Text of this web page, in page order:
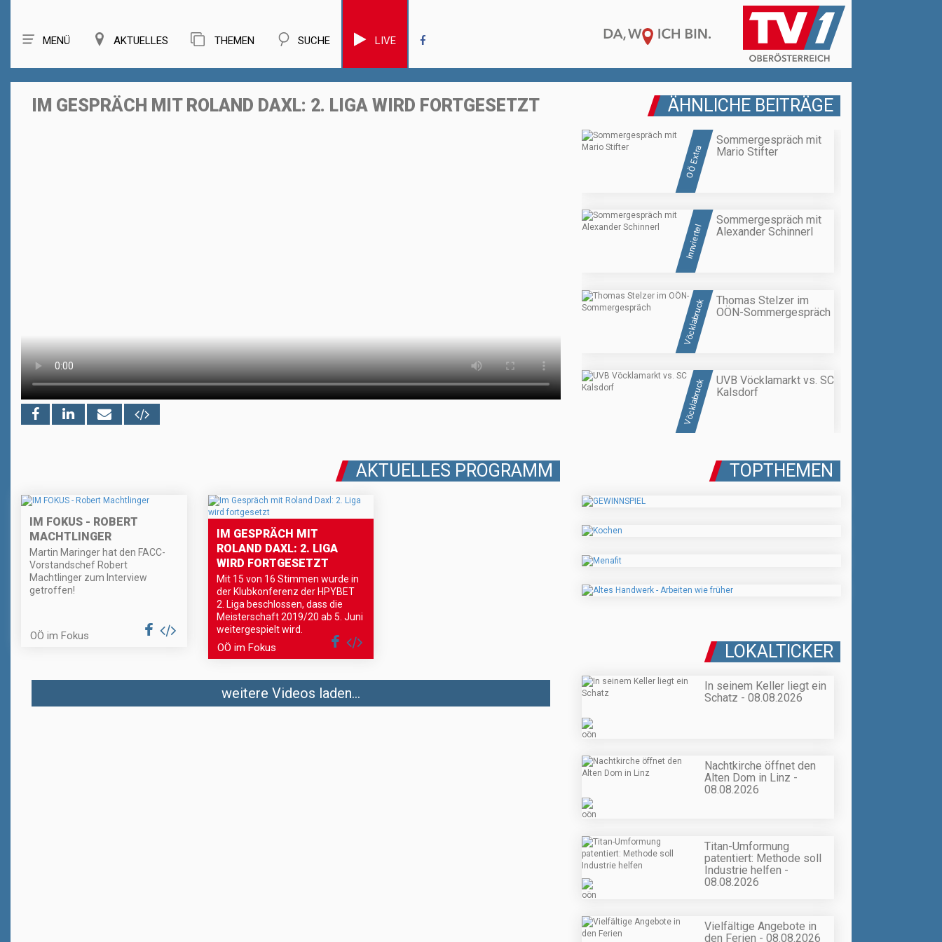
MENÜ AKTUELLES THEMEN SUCHE LIVE
IM GESPRÄCH MIT ROLAND DAXL: 2. LIGA WIRD FORTGESETZT ÄHNLICHE BEITRÄGE
OÖ Extra
Sommergespräch mit
Mario Stifter
Innviertel
Sommergespräch mit
Alexander Schinnerl
Vöcklabruck
Thomas Stelzer im
OÖN-Sommergespräch
Vöcklabruck
UVB Vöcklamarkt vs. SC
Kalsdorf
AKTUELLES PROGRAMM
IM FOKUS - ROBERT
MACHTLINGER
Martin Maringer hat den FACC-
Vorstandschef Robert
Machtlinger zum Interview
getroffen!
OÖ im Fokus
IM GESPRÄCH MIT
ROLAND DAXL: 2. LIGA
WIRD FORTGESETZT
Mit 15 von 16 Stimmen wurde in
der Klubkonferenz der HPYBET
2. Liga beschlossen, dass die
Meisterschaft 2019/20 ab 5. Juni
weitergespielt wird.
OÖ im Fokus
weitere Videos laden...
TOPTHEMEN
LOKALTICKER
In seinem Keller liegt ein
Schatz - 08.08.2026
Nachtkirche öffnet den
Alten Dom in Linz -
08.08.2026
Titan-Umformung
patentiert: Methode soll
Industrie helfen -
08.08.2026
Vielfältige Angebote in
den Ferien - 08.08.2026